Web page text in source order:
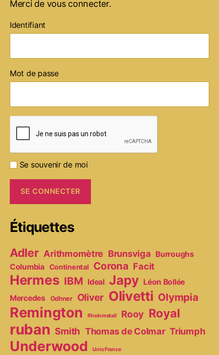
Merci de vous connecter.
Identifiant
Mot de passe
Se souvenir de moi
Étiquettes
Adler Arithmomètre Brunsviga Burroughs
Columbia Continental Corona Facit
Hermes IBM Ideal Japy Léon Bollée
Mercedes
Odhner Oliver Olivetti Olympia
Remington Rheinmetall Rooy Royal
ruban Smith Thomas de Colmar Triumph
Underwood Unis France